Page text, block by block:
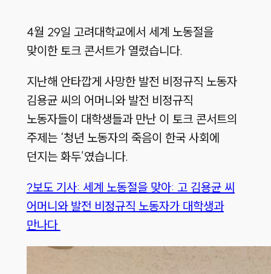
4월 29일 고려대학교에서 세계 노동절을
맞이한 토크 콘서트가 열렸습니다.
지난해 안타깝게 사망한 발전 비정규직 노동자
김용균 씨의 어머니와 발전 비정규직
노동자들이 대학생들과 만난 이 토크 콘서트의
주제는 ‘청년 노동자의 죽음이 한국 사회에
던지는 화두’였습니다.
?보도 기사: 세계 노동절을 맞아: 고 김용균 씨
어머니와 발전 비정규직 노동자가 대학생과
만나다